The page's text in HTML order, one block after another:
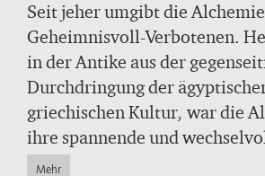
Seit jeher umgibt die
Geheimnisvoll-Verbotenen.
in der Antike aus der
Durchdringung der
griechischen Kultur, war die
ihre spannende und
zeigt, nie nur praktische
Mehr